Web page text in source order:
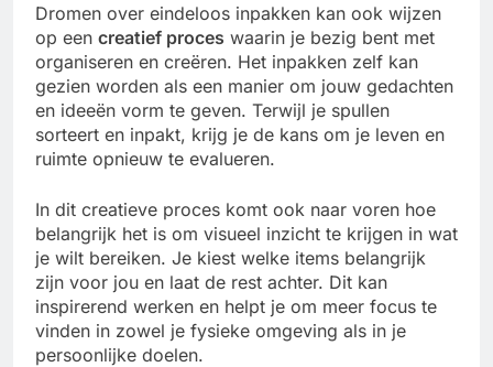
Dromen over eindeloos inpakken kan ook wijzen
op een creatief proces waarin je bezig bent met
organiseren en creëren. Het inpakken zelf kan
gezien worden als een manier om jouw gedachten
en ideeën vorm te geven. Terwijl je spullen
sorteert en inpakt, krijg je de kans om je leven en
ruimte opnieuw te evalueren.
In dit creatieve proces komt ook naar voren hoe
belangrijk het is om visueel inzicht te krijgen in wat
je wilt bereiken. Je kiest welke items belangrijk
zijn voor jou en laat de rest achter. Dit kan
inspirerend werken en helpt je om meer focus te
vinden in zowel je fysieke omgeving als in je
persoonlijke doelen.